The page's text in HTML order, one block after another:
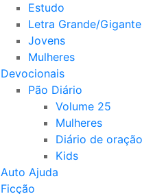
Estudo
Letra Grande/Gigante
Jovens
Mulheres
Devocionais
Pão Diário
Volume 25
Mulheres
Diário de oração
Kids
Auto Ajuda
Ficção